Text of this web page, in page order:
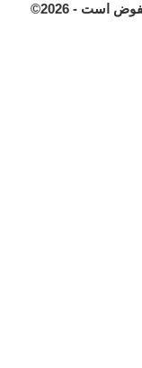
است - 2026